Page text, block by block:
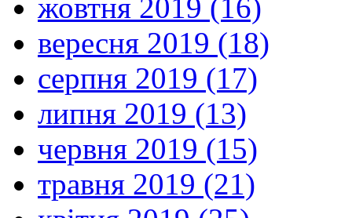
жовтня 2019 (16)
вересня 2019 (18)
серпня 2019 (17)
липня 2019 (13)
червня 2019 (15)
травня 2019 (21)